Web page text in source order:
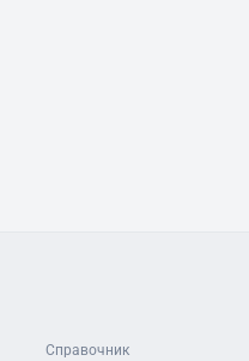
Справочник